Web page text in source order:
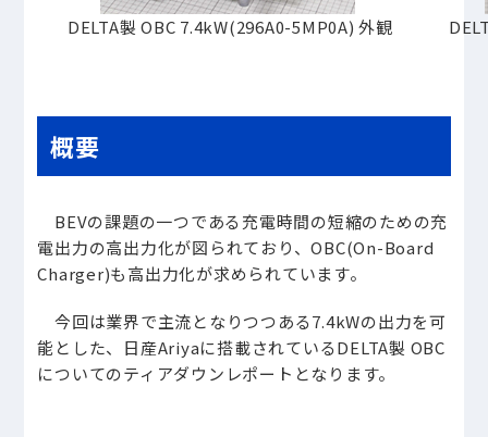
DELTA製 OBC 7.4kW(296A0-5MP0A) 外観
概要
BEVの課題の一つである充電時間の短縮のための充
電出力の高出力化が図られており、OBC(On-Board
Charger)も高出力化が求められています。
今回は業界で主流となりつつある7.4kWの出力を可
能とした、日産Ariyaに搭載されているDELTA製 OBC
についてのティアダウンレポートとなります。